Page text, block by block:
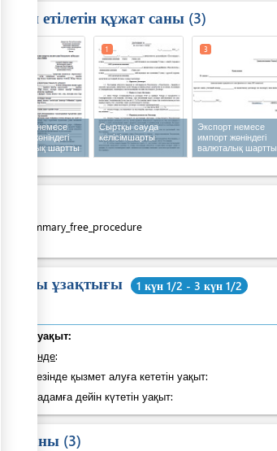
Талап етілетін құжат саны 3
Экспорт немесе
импорт жөніндегі
валюталық шартты
валюталық
қабылдау туралы
Сыртқы сауда
келісімшарты
1
Экспорт немесе
импорт жөніндегі
валюталық шартты
валюталық
шығару туралы
3
costs_summary_free_procedure
Жалпы ұзақтығы 1 күн 1/2 - 3 күн 1/2
Жалпы уақыт:
оның ішінде:
Қадам кезінде қызмет алуға кететін уақыт:
Келесі қадамға дейін күтетін уақыт:
Заң саны 3